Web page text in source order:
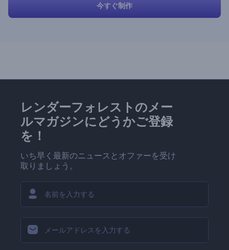
今すぐ制作
レンダーフォレストのメー
ルマガジンにどうかご登録
を！
いち早く最新のニュースとオファーを受け
取りましょう。